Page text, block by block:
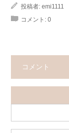
投稿者: emi1111
コメント: 0
コメント